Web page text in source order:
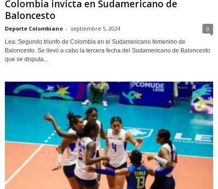
Colombia invicta en Sudamericano de
Baloncesto
Deporte Colombiano - septiembre 5, 2024 0
Lea: Segundo triunfo de Colombia en el Sudamericano femenino de
Baloncesto. Se llevó a cabo la tercera fecha del Sudamericano de Baloncesto
que se disputa...